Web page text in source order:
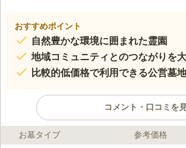
おすすめポイント
自然豊かな環境に囲まれた霊園
地域コミュニティとのつながりを
比較的低価格で利用できる公営墓地
コメント・口コミを
口コミ評価
お墓タイプ 参考価格